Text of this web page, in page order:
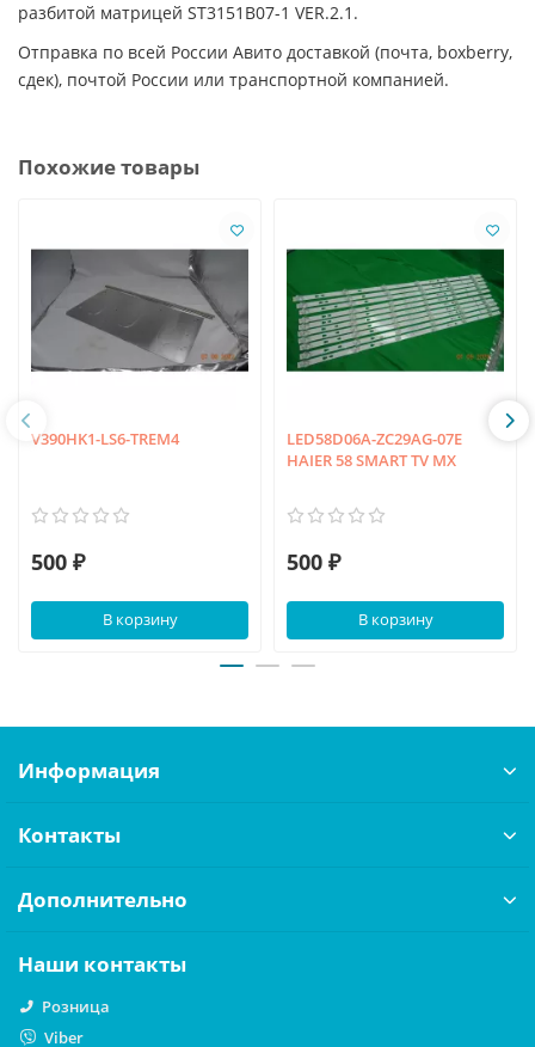
разбитой матрицей ST3151B07-1 VER.2.1.
Отправка по всей России Авито доставкой (почта, boxberry,
сдек), почтой России или транспортной компанией.
Похожие товары
V390HK1-LS6-TREM4
500 ₽
В корзину
LED58D06A-ZC29AG-07E
HAIER 58 SMART TV MX
500 ₽
В корзину
Информация
Контакты
Дополнительно
Наши контакты
Розница
Viber